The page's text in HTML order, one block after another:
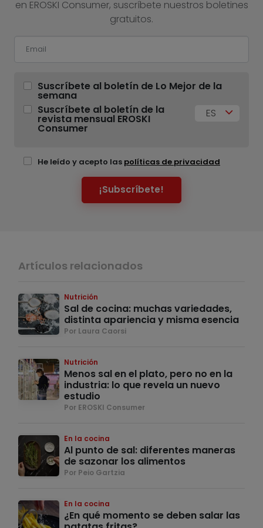
en EROSKI Consumer, suscríbete nuestros boletines
gratuitos.
Suscríbete al boletín de Lo Mejor de la
semana
Suscríbete al boletín de la
revista mensual EROSKI
Consumer
ES
He leído y acepto las políticas de privacidad
¡Subscríbete!
Artículos relacionados
Nutrición
Sal de cocina: muchas variedades,
distinta apariencia y misma esencia
Por Laura Caorsi
Nutrición
Menos sal en el plato, pero no en la
industria: lo que revela un nuevo
estudio
Por EROSKI Consumer
En la cocina
Al punto de sal: diferentes maneras
de sazonar los alimentos
Por Peio Gartzia
En la cocina
¿En qué momento se deben salar las